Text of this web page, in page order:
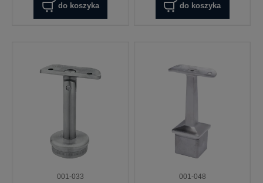
do koszyka do koszyka
001-033 001-048